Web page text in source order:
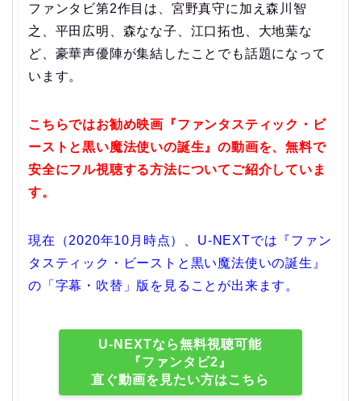
ファンタビ第2作目は、宮野真守に加え森川智
之、平田広明、森なな子、江口拓也、大地葉な
ど、豪華声優陣が集結したことでも話題になって
います。
こちらではお勧め映画『ファンタスティック・ビ
ーストと黒い魔法使いの誕生』の動画を、無料で
安全にフル視聴する方法についてご紹介していま
す。
現在（2020年10月時点）、U-NEXTでは『ファン
タスティック・ビーストと黒い魔法使いの誕生』
の「字幕・吹替」版を見ることが出来ます。
U-NEXTなら無料視聴可能
『ファンタビ2』
直ぐ動画を見たい方はこちら